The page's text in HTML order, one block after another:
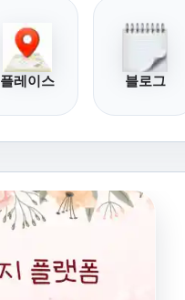
플레이스 블로그